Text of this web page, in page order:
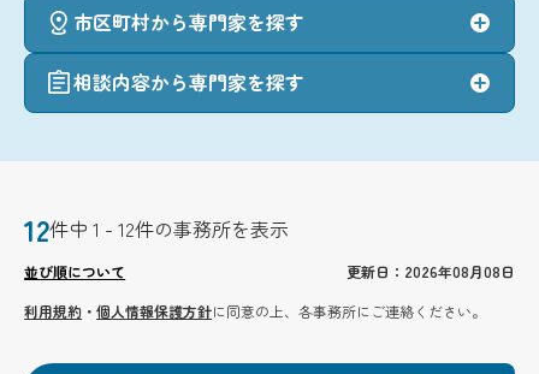
市区町村から専門家を探す
相談内容から専門家を探す
12件中 1 - 12件の事務所を表示
並び順について
更新日：2026年08月08日
利用規約 ・個人情報保護方針に同意の上、各事務所にご連絡ください。